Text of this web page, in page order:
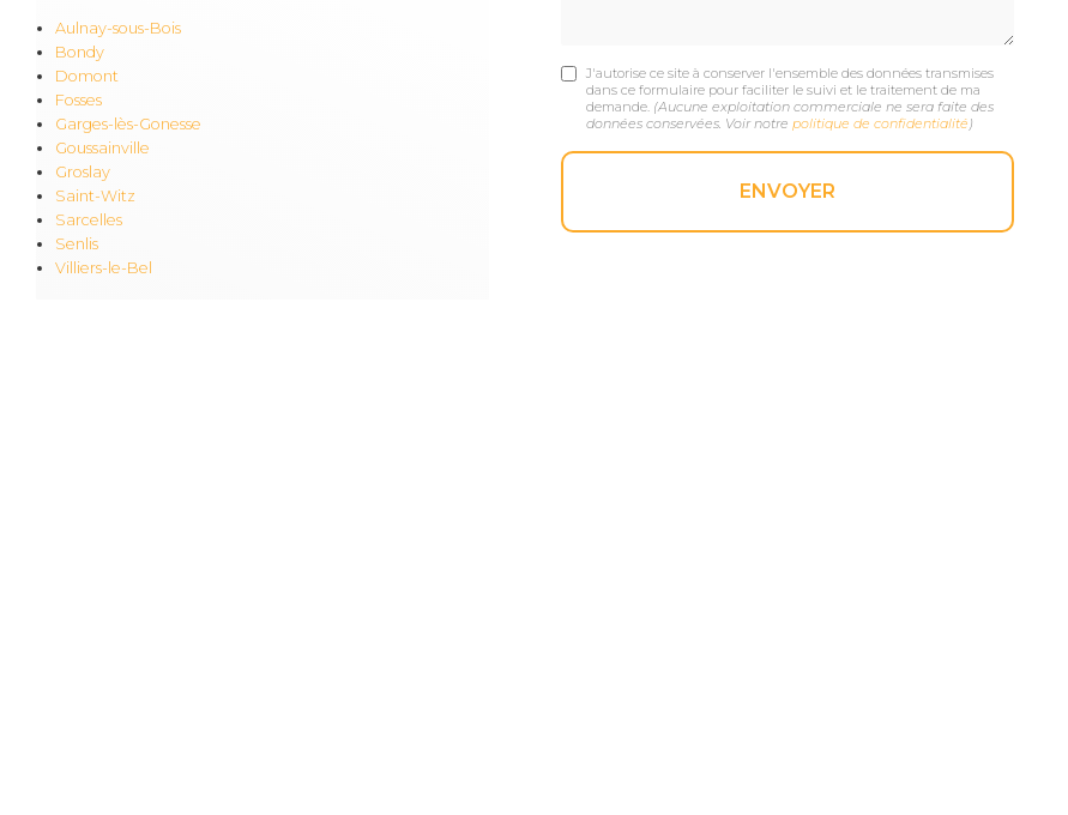
Aulnay-sous-Bois
Bondy
Domont
Fosses
Garges-lès-Gonesse
Goussainville
Groslay
Saint-Witz
Sarcelles
Senlis
Villiers-le-Bel
J'autorise ce site à conserver l'ensemble des données transmises
dans ce formulaire pour faciliter le suivi et le traitement de ma
demande. (Aucune exploitation commerciale ne sera faite des
données conservées. Voir notre politique de confidentialité )